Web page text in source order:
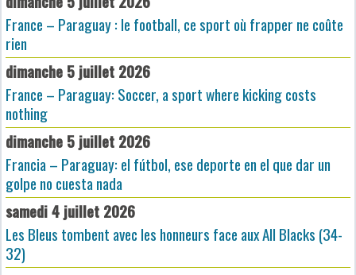
France – Paraguay : le football, ce sport où frapper ne coûte
rien
dimanche 5 juillet 2026
France – Paraguay: Soccer, a sport where kicking costs
nothing
dimanche 5 juillet 2026
Francia – Paraguay: el fútbol, ese deporte en el que dar un
golpe no cuesta nada
samedi 4 juillet 2026
Les Bleus tombent avec les honneurs face aux All Blacks (34-
32)